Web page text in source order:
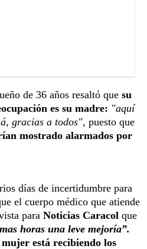
de 36 años resaltó que su
es su madre: "aquí
gracias a todos", puesto que
mostrado alarmados por
días de incertidumbre para
el cuerpo médico que atiende
para Noticias Caracol que
horas una leve mejoría”.
está recibiendo los